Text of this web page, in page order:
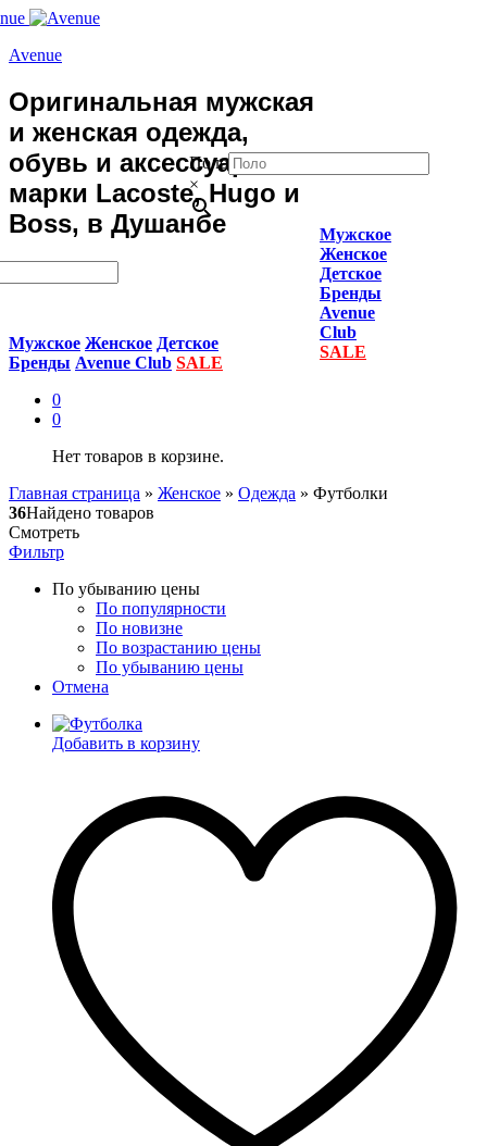
Avenue
Оригинальная мужская
и женская одежда,
обувь и аксессуары
марки Lacoste, Hugo и
Boss, в Душанбе
Мужское Женское Детское
Бренды Avenue Club SALE
0
0
Нет товаров в корзине.
Поло
×
Мужское
Женское
Детское
Бренды
Avenue
Club
SALE
Главная страница » Женское » Одежда » Футболки
36Найдено товаров
Смотреть
Фильтр
По убыванию цены
По популярности
По новизне
По возрастанию цены
По убыванию цены
Отмена
Добавить в корзину